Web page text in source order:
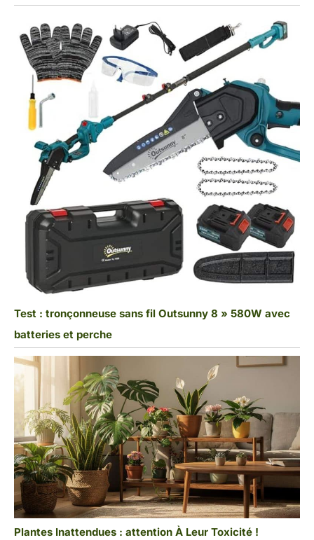
Test : tronçonneuse sans fil Outsunny 8 » 580W avec
batteries et perche
Plantes Inattendues : attention À Leur Toxicité !